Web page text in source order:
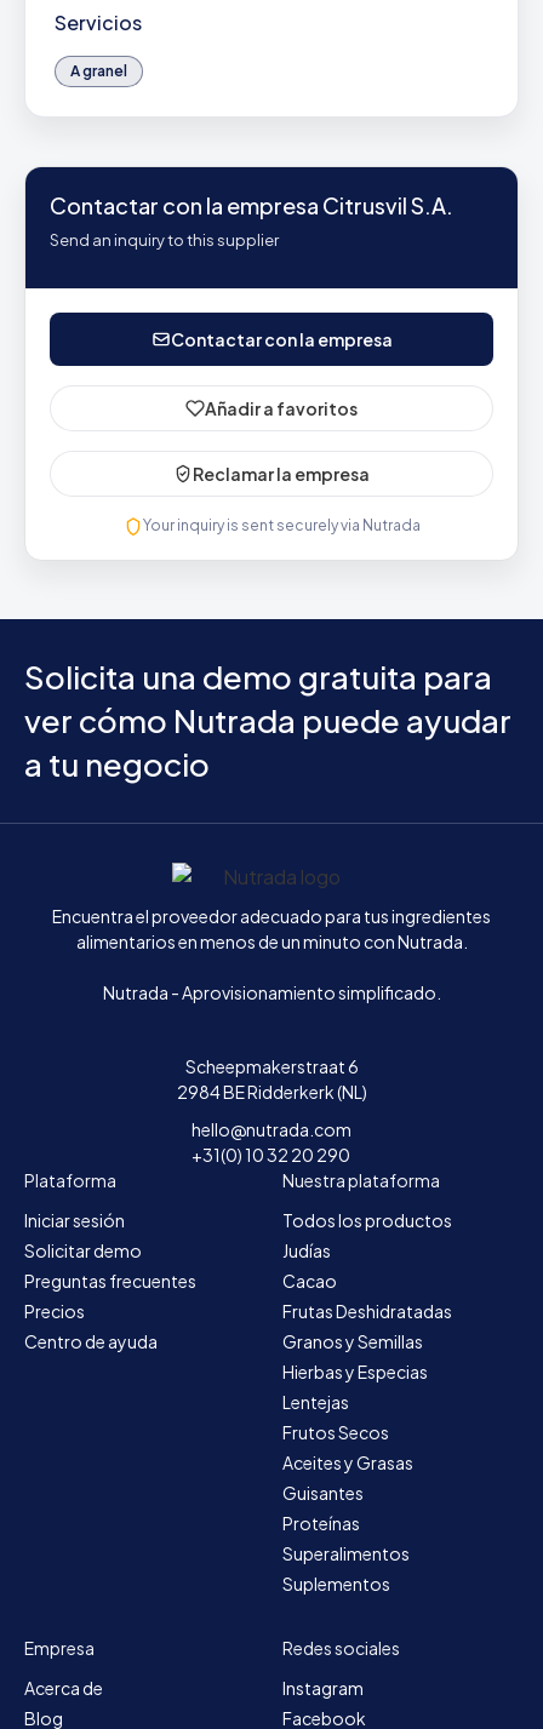
Servicios
A granel
Contactar con la empresa Citrusvil S.A.
Send an inquiry to this supplier
Contactar con la empresa
Añadir a favoritos
Reclamar la empresa
Your inquiry is sent securely via Nutrada
Solicita una demo gratuita para
ver cómo Nutrada puede ayudar
a tu negocio
Inicio
Encuentra el proveedor adecuado para tus ingredientes
alimentarios en menos de un minuto con Nutrada.
Nutrada - Aprovisionamiento simplificado.
Scheepmakerstraat 6
2984 BE Ridderkerk (NL)
hello@nutrada.com
+31(0) 10 32 20 290
Plataforma
Iniciar sesión
Solicitar demo
Preguntas frecuentes
Precios
Centro de ayuda
Nuestra plataforma
Todos los productos
Judías
Cacao
Frutas Deshidratadas
Granos y Semillas
Hierbas y Especias
Lentejas
Frutos Secos
Aceites y Grasas
Guisantes
Proteínas
Superalimentos
Suplementos
Empresa
Acerca de
Blog
Redes sociales
Instagram
Facebook